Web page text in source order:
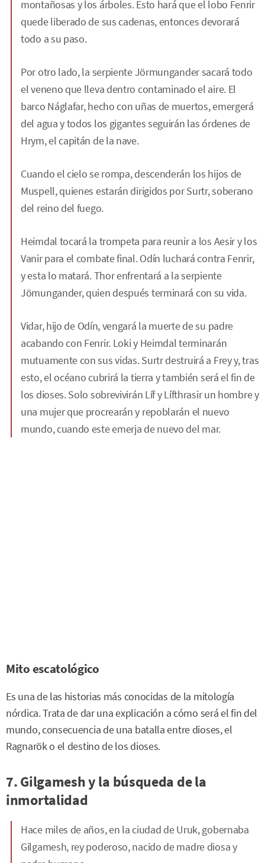
montañosas y los árboles. Esto hará que el lobo Fenrir
quede liberado de sus cadenas, entonces devorará
todo a su paso.
Por otro lado, la serpiente Jörmungander sacará todo
el veneno que lleva dentro contaminado el aire. El
barco Náglafar, hecho con uñas de muertos, emergerá
del agua y todos los gigantes seguirán las órdenes de
Hrym, el capitán de la nave.
Cuando el cielo se rompa, descenderán los hijos de
Muspell, quienes estarán dirigidos por Surtr, soberano
del reino del fuego.
Heimdal tocará la trompeta para reunir a los Aesir y los
Vanir para el combate final. Odín luchará contra Fenrir,
y esta lo matará. Thor enfrentará a la serpiente
Jömungander, quien después terminará con su vida.
Vidar, hijo de Odín, vengará la muerte de su padre
acabando con Fenrir. Loki y Heimdal terminarán
mutuamente con sus vidas. Surtr destruirá a Frey y, tras
esto, el océano cubrirá la tierra y también será el fin de
los dioses. Solo sobrevivirán Líf y Lífthrasir un hombre y
una mujer que procrearán y repoblarán el nuevo
mundo, cuando este emerja de nuevo del mar.
Mito escatológico
Es una de las historias más conocidas de la mitología
nórdica. Trata de dar una explicación a cómo será el fin del
mundo, consecuencia de una batalla entre dioses, el
Ragnarök o el destino de los dioses.
7. Gilgamesh y la búsqueda de la
inmortalidad
Hace miles de años, en la ciudad de Uruk, gobernaba
Gilgamesh, rey poderoso, nacido de madre diosa y